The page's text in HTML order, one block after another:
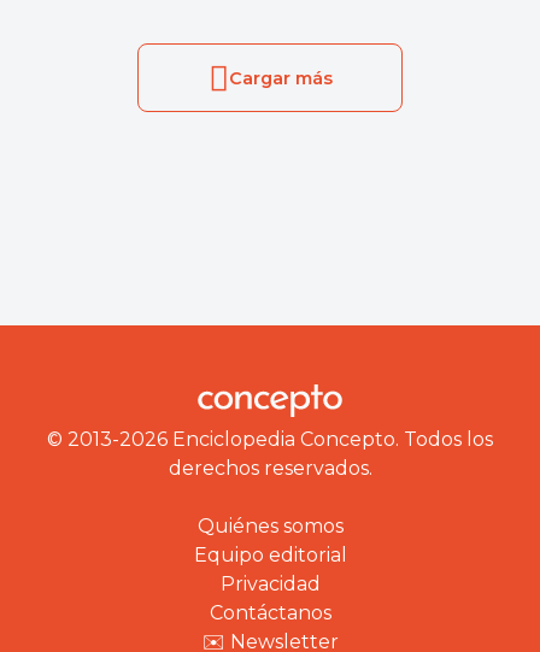
Cargar más
© 2013-2026 Enciclopedia Concepto. Todos los
derechos reservados.
Quiénes somos
Equipo editorial
Privacidad
Contáctanos
✉️ Newsletter